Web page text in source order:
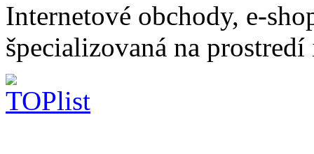
Internetové obchody, e-
špecializovaná na